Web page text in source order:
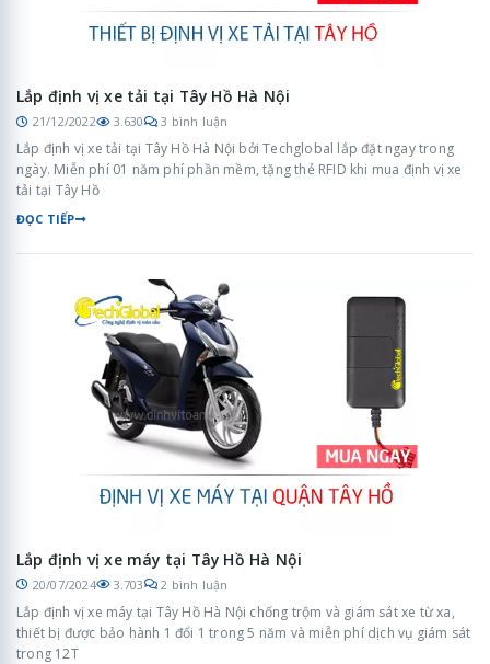
Lắp định vị xe tải tại Tây Hồ Hà Nội
21/12/2022 3.630 3 bình luận
Lắp định vị xe tải tại Tây Hồ Hà Nội bởi Techglobal lắp đặt ngay trong
ngày. Miễn phí 01 năm phí phần mềm, tặng thẻ RFID khi mua định vị xe
tải tại Tây Hồ
ĐỌC TIẾP
Lắp định vị xe máy tại Tây Hồ Hà Nội
20/07/2024 3.703 2 bình luận
Lắp định vị xe máy tại Tây Hồ Hà Nội chống trộm và giám sát xe từ xa,
thiết bị được bảo hành 1 đổi 1 trong 5 năm và miễn phí dịch vụ giám sát
trong 12T